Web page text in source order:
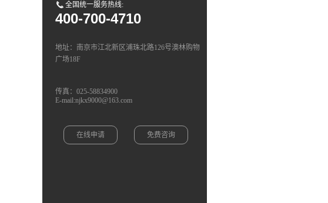
全国统一服务热线:
400-700-4710
地址：南京市江北新区浦珠北路126号澳林购物
广场18F
传真：025-58834900
E-mail:njkx9000@163.com
在线申请 免费咨询